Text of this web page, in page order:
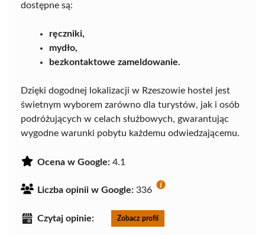
dostępne są:
ręczniki,
mydło,
bezkontaktowe zameldowanie.
Dzięki dogodnej lokalizacji w Rzeszowie hostel jest
świetnym wyborem zarówno dla turystów, jak i osób
podróżujących w celach służbowych, gwarantując
wygodne warunki pobytu każdemu odwiedzającemu.
Ocena w Google: 4.1
Liczba opinii w Google: 336
Czytaj opinie: Zobacz profil